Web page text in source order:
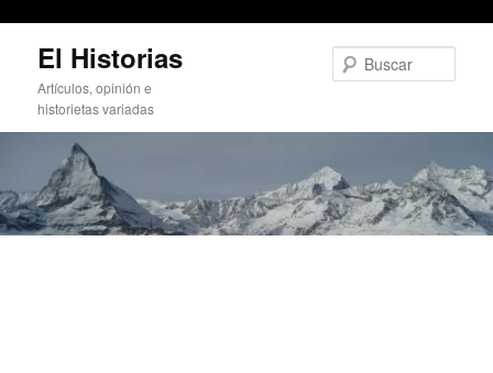
contenido
principal
El Historias
Artículos, opinión e
historietas variadas